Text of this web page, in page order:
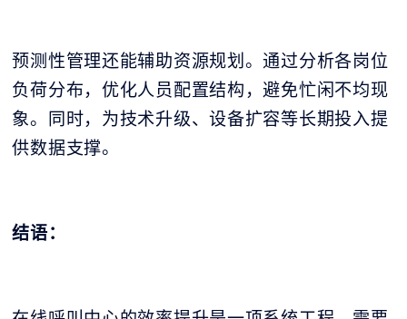
预测性管理还能辅助资源规划。通过分析各岗位
负荷分布，优化人员配置结构，避免忙闲不均现
象。同时，为技术升级、设备扩容等长期投入提
供数据支撑。
结语：